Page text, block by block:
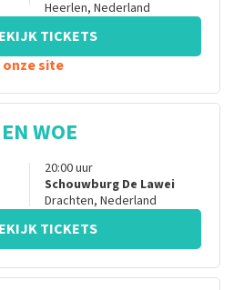
Heerlen, Nederland
TICKETS
onze site
WOE
20:00uur
Schouwburg De Lawei
Drachten, Nederland
TICKETS